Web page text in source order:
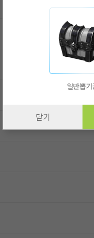
일반뽑기
닫기